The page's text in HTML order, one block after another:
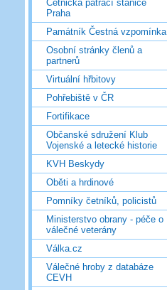
Četnická pátrací stanice
Praha
Památník Čestná vzpomínka
Osobní stránky členů a
partnerů
Virtuální hřbitovy
Pohřebiště v ČR
Fortifikace
Občanské sdružení Klub
Vojenské a letecké historie
KVH Beskydy
Oběti a hrdinové
Pomníky četníků, policistů
Ministerstvo obrany - péče o
válečné veterány
Válka.cz
Válečné hroby z databáze
CEVH